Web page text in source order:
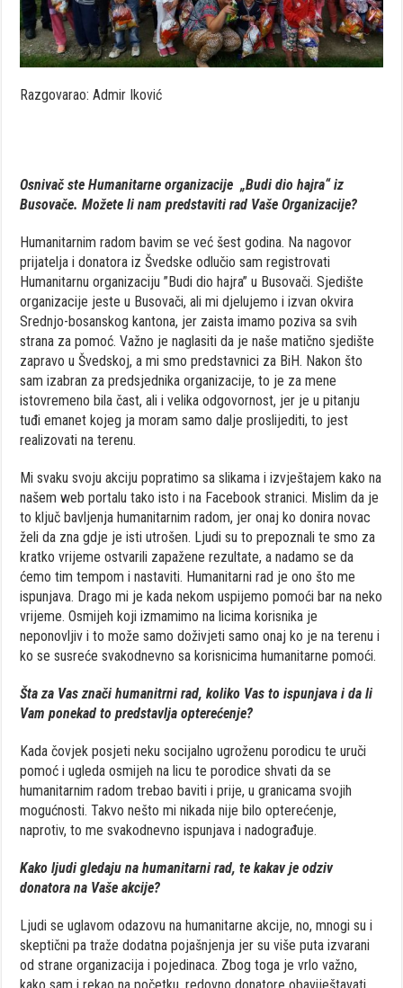
Razgovarao: Admir Iković
Osnivač ste Humanitarne organizacije „Budi dio hajra“ iz
Busovače. Možete li nam predstaviti rad Vaše Organizacije?
Humanitarnim radom bavim se već šest godina. Na nagovor
prijatelja i donatora iz Švedske odlučio sam registrovati
Humanitarnu organizaciju ”Budi dio hajra” u Busovači. Sjedište
organizacije jeste u Busovači, ali mi djelujemo i izvan okvira
Srednjo-bosanskog kantona, jer zaista imamo poziva sa svih
strana za pomoć. Važno je naglasiti da je naše matično sjedište
zapravo u Švedskoj, a mi smo predstavnici za BiH. Nakon što
sam izabran za predsjednika organizacije, to je za mene
istovremeno bila čast, ali i velika odgovornost, jer je u pitanju
tuđi emanet kojeg ja moram samo dalje proslijediti, to jest
realizovati na terenu.
Mi svaku svoju akciju popratimo sa slikama i izvještajem kako na
našem web portalu tako isto i na Facebook stranici. Mislim da je
to ključ bavljenja humanitarnim radom, jer onaj ko donira novac
želi da zna gdje je isti utrošen. Ljudi su to prepoznali te smo za
kratko vrijeme ostvarili zapažene rezultate, a nadamo se da
ćemo tim tempom i nastaviti. Humanitarni rad je ono što me
ispunjava. Drago mi je kada nekom uspijemo pomoći bar na neko
vrijeme. Osmijeh koji izmamimo na licima korisnika je
neponovljiv i to može samo doživjeti samo onaj ko je na terenu i
ko se susreće svakodnevno sa korisnicima humanitarne pomoći.
Šta za Vas znači humanitrni rad, koliko Vas to ispunjava i da li
Vam ponekad to predstavlja opterećenje?
Kada čovjek posjeti neku socijalno ugroženu porodicu te uruči
pomoć i ugleda osmijeh na licu te porodice shvati da se
humanitarnim radom trebao baviti i prije, u granicama svojih
mogućnosti. Takvo nešto mi nikada nije bilo opterećenje,
naprotiv, to me svakodnevno ispunjava i nadograđuje.
Kako ljudi gledaju na humanitarni rad, te kakav je odziv
donatora na Vaše akcije?
Ljudi se uglavom odazovu na humanitarne akcije, no, mnogi su i
skeptični pa traže dodatna pojašnjenja jer su više puta izvarani
od strane organizacija i pojedinaca. Zbog toga je vrlo važno,